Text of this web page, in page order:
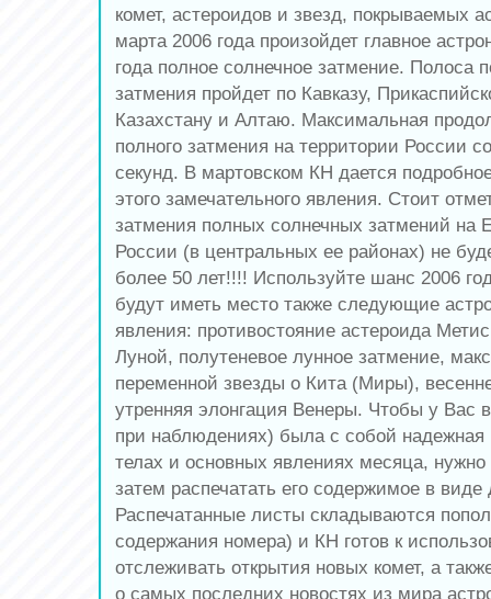
комет, астероидов и звезд, покрываемых
марта 2006 года произойдет главное
года полное солнечное затмение. Полоса
затмения пройдет по Кавказу,
Казахстану и Алтаю. Максимальная
полного затмения на территории России
секунд. В мартовском КН дается
этого замечательного явления. Стоит
затмения полных солнечных затмений на
России (в центральных ее районах) не
более 50 лет!!!! Используйте шанс 2006
будут иметь место также следующие
явления: противостояние астероида
Луной, полутеневое лунное затмение,
переменной звезды о Кита (Миры),
утренняя элонгация Венеры. Чтобы у Вас
при наблюдениях) была с собой надежная
телах и основных явлениях месяца,
затем распечатать его содержимое в
Распечатанные листы складываются
содержания номера) и КН готов к
отслеживать открытия новых комет, а
о самых последних новостях из мира